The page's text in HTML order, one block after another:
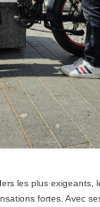
les plus exigeants,
fortes. Avec